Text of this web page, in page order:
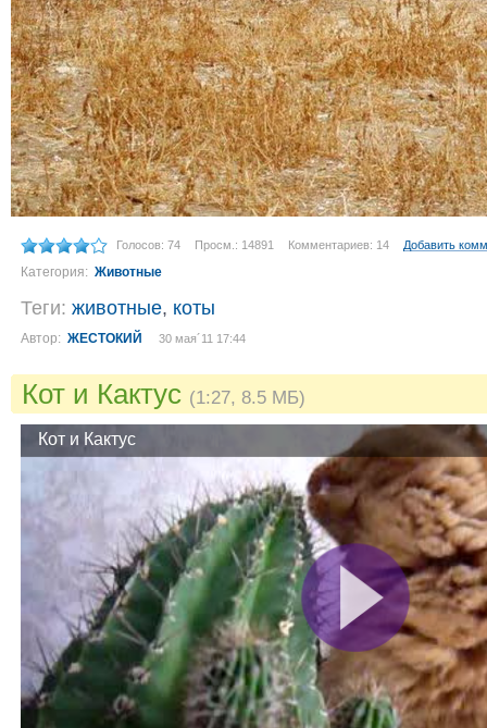
Голосов: 74 Просм.: 14891 Комментариев: 14 Добавить
Категория: Животные
Теги: животные, коты
Автор: ЖЕСТОКИЙ 30 мая´11 17:44
Кот и Кактус (1:27, 8.5 МБ)
Кот и Кактус